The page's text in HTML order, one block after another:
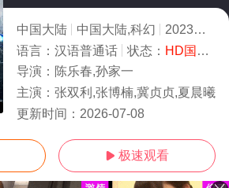
中国大陆 中国大陆,科幻 2023
3.0
语言： 汉语普通话 状态： HD国语
导演： 陈乐春,孙家一
主演： 张双利,张博楠,冀贞贞,夏晨曦
更新时间： 2026-07-08
 极速观看